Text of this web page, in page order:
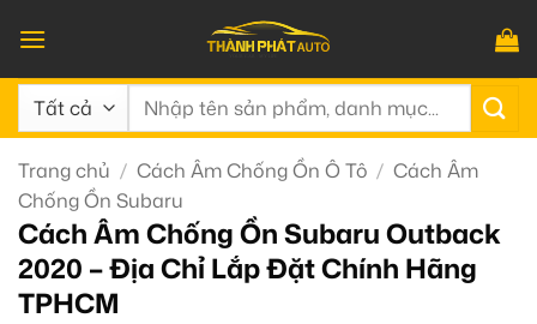
qua
nội
dung
Tìm
Trang chủ / Cách Âm Chống Ồn Ô Tô / Cách Âm
Chống Ồn Subaru
Cách Âm Chống Ồn Subaru Outback
2020 – Địa Chỉ Lắp Đặt Chính Hãng
TPHCM